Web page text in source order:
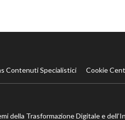
Contenuti Specialistici Cookie
della Trasformazione Digitale e